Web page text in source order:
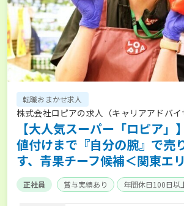
転職おまかせ求人
株式会社ロピアの求人（キャリアアドバイ
【大人気スーパー「ロピア」
値付けまで『自分の腕』で売
す、青果チーフ候補＜関東エ
正社員 賞与実績あり 年間休日100日以